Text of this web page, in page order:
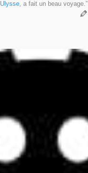
Ulysse, a fait un beau voyage.”